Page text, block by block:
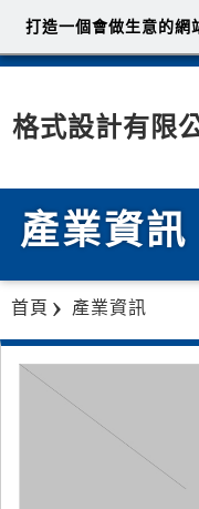
格式設計有限
產業資訊
首頁 產業資訊
打造一個會做生意的網